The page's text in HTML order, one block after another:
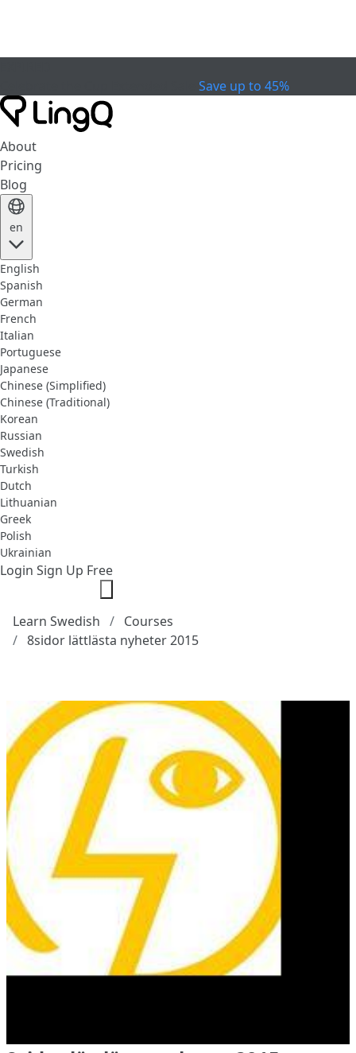
Save up to 45%
About
Pricing
Blog
en
English
Spanish
German
French
Italian
Portuguese
Japanese
Chinese (Simplified)
Chinese (Traditional)
Korean
Russian
Swedish
Turkish
Dutch
Lithuanian
Greek
Polish
Ukrainian
Login Sign Up Free
Learn Swedish
Courses
8sidor lättlästa nyheter 2015